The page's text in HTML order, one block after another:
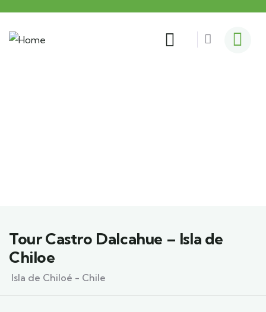
Tour Castro Dalcahue – Isla de
Chiloe
Isla de Chiloé - Chile